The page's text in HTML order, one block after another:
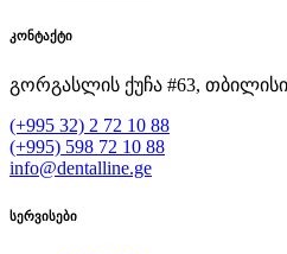
კონტაქტი
გორგასლის ქუჩა #63,
(+995 32) 2 72 10 88
(+995) 598 72 10 88
info@dentalline.ge
სერვისები